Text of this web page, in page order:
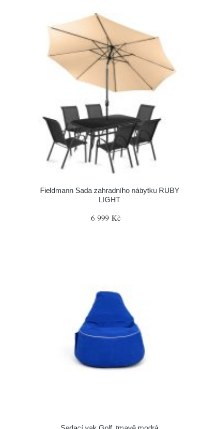
Fieldmann Sada zahradního nábytku RUBY
LIGHT
6 999 Kč